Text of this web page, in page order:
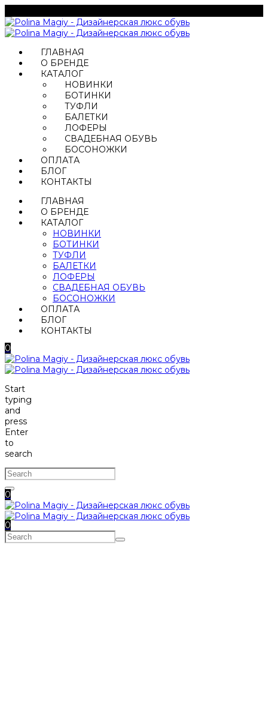
ГЛАВНАЯ
О БРЕНДЕ
КАТАЛОГ
НОВИНКИ
БОТИНКИ
ТУФЛИ
БАЛЕТКИ
ЛОФЕРЫ
СВАДЕБНАЯ ОБУВЬ
БОСОНОЖКИ
ОПЛАТА
БЛОГ
КОНТАКТЫ
ГЛАВНАЯ
О БРЕНДЕ
КАТАЛОГ
НОВИНКИ
БОТИНКИ
ТУФЛИ
БАЛЕТКИ
ЛОФЕРЫ
СВАДЕБНАЯ ОБУВЬ
БОСОНОЖКИ
ОПЛАТА
БЛОГ
КОНТАКТЫ
0
Start
typing
and
press
Enter
to
search
0
0